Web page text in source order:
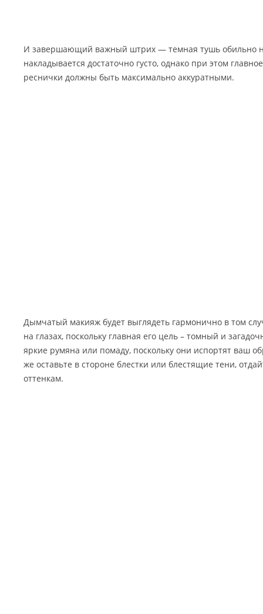
И завершающий важный штрих — темная тушь обильно
накладывается достаточно густо, однако при этом
реснички должны быть максимально аккуратными.
Дымчатый макияж будет выглядеть гармонично в том
на глазах, поскольку главная его цель – томный и
яркие румяна или помаду, поскольку они испортят ваш
же оставьте в стороне блестки или блестящие тени,
оттенкам.